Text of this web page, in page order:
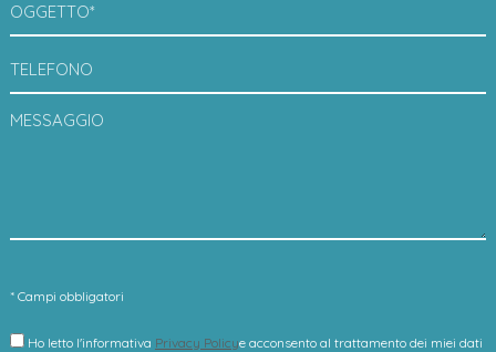
OGGETTO*
TELEFONO
MESSAGGIO
* Campi obbligatori
Ho letto l'informativa Privacy Policye acconsento al trattamento dei miei dati